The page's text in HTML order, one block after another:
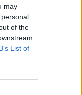
may
of the
List of